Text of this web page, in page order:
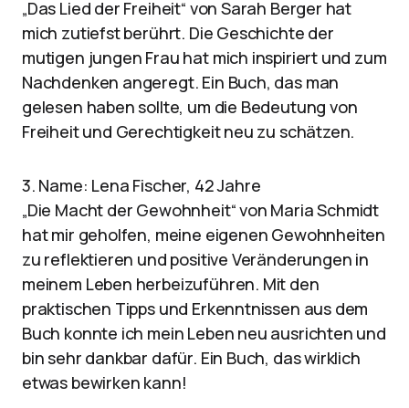
„Das Lied der Freiheit“ von Sarah Berger hat
mich zutiefst berührt. Die Geschichte der
mutigen jungen Frau hat mich inspiriert und zum
Nachdenken angeregt. Ein Buch, das man
gelesen haben sollte, um die Bedeutung von
Freiheit und Gerechtigkeit neu zu schätzen.
3. Name: Lena Fischer, 42 Jahre
„Die Macht der Gewohnheit“ von Maria Schmidt
hat mir geholfen, meine eigenen Gewohnheiten
zu reflektieren und positive Veränderungen in
meinem Leben herbeizuführen. Mit den
praktischen Tipps und Erkenntnissen aus dem
Buch konnte ich mein Leben neu ausrichten und
bin sehr dankbar dafür. Ein Buch, das wirklich
etwas bewirken kann!